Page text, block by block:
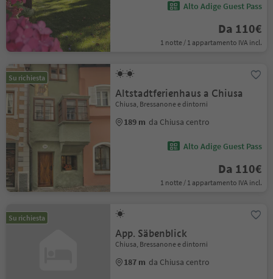
Alto Adige Guest Pass
Da 110€
1 notte / 1 appartamento IVA incl.
Su richiesta
Altstadtferienhaus a Chiusa
Chiusa, Bressanone e dintorni
189 m da Chiusa centro
Alto Adige Guest Pass
Da 110€
1 notte / 1 appartamento IVA incl.
Su richiesta
App. Säbenblick
Chiusa, Bressanone e dintorni
187 m da Chiusa centro